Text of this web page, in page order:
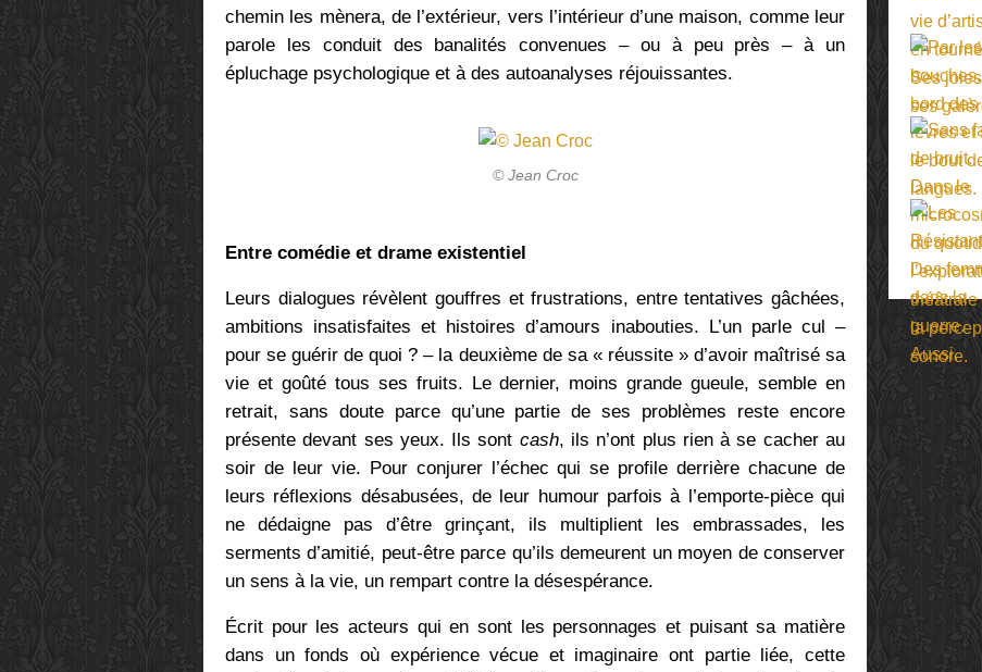
chemin les mènera, de l’extérieur, vers l’intérieur d’une maison, comme leur
parole les conduit des banalités convenues – ou à peu près – à un
épluchage psychologique et à des autoanalyses réjouissantes.
© Jean Croc
Entre comédie et drame existentiel
Leurs dialogues révèlent gouffres et frustrations, entre tentatives gâchées,
ambitions insatisfaites et histoires d’amours inabouties. L’un parle cul –
pour se guérir de quoi ? – la deuxième de sa « réussite » d’avoir maîtrisé sa
vie et goûté tous ses fruits. Le dernier, moins grande gueule, semble en
retrait, sans doute parce qu’une partie de ses problèmes reste encore
présente devant ses yeux. Ils sont cash, ils n’ont plus rien à se cacher au
soir de leur vie. Pour conjurer l’échec qui se profile derrière chacune de
leurs réflexions désabusées, de leur humour parfois à l’emporte-pièce qui
ne dédaigne pas d’être grinçant, ils multiplient les embrassades, les
serments d’amitié, peut-être parce qu’ils demeurent un moyen de conserver
un sens à la vie, un rempart contre la désespérance.
Écrit pour les acteurs qui en sont les personnages et puisant sa matière
dans un fonds où expérience vécue et imaginaire ont partie liée, cette